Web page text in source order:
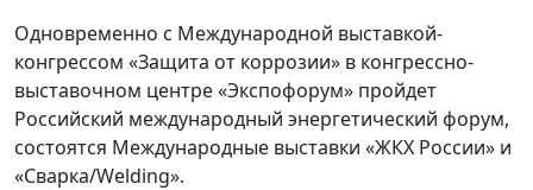
Одновременно с Международной выставкой-
конгрессом «Защита от коррозии» в конгрессно-
выставочном центре «Экспофорум» пройдет
Российский международный энергетический форум,
состоятся Международные выставки «ЖКХ России» и
«Сварка/Welding».